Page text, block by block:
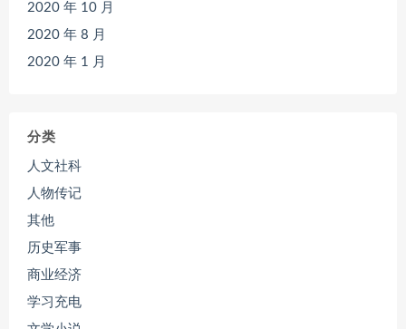
2020 年 10 月
2020 年 8 月
2020 年 1 月
分类
人文社科
人物传记
其他
历史军事
商业经济
学习充电